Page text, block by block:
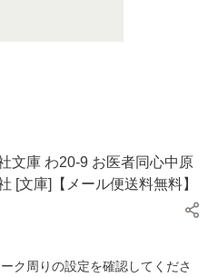
文庫 わ20-9 お医者同心中原
[文庫]【メール便送料無料】
ク周りの設定を確認してくださ